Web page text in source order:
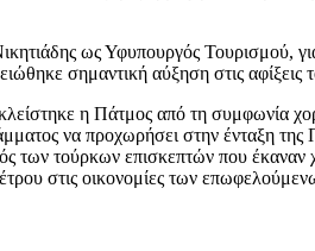
ως Υφυπουργός Τουρισμού,
σημαντική αύξηση στις αφίξεις
η Πάτμος από τη
να προχωρήσει στην ένταξη
των τούρκων επισκεπτών που
στις οικονομίες των